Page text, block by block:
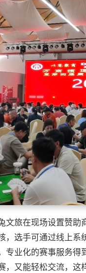
文旅在现场设置赞
，选手可通过线上
专业化的赛事服务得
，又能轻松交流，这